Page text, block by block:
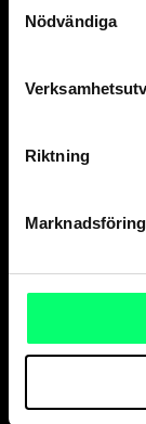
Nödvändiga
Riktning
Marknadsföring
Och suveräna
Privatkunder
010 247 010
vard. 9-16
Försäkringsärenden,